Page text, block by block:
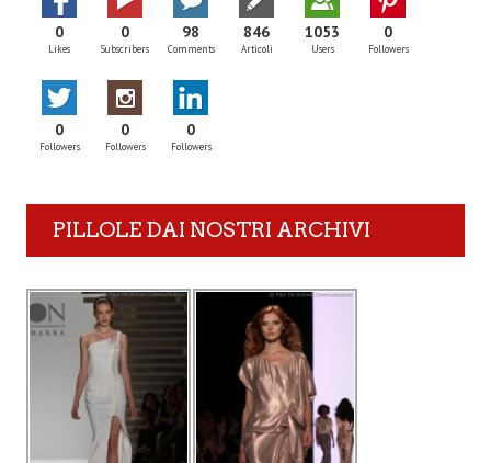
0
Likes
0
Subscribers
98
Comments
846
Articoli
1053
Users
0
Followers
0
Followers
0
Followers
0
Followers
PILLOLE DAI NOSTRI ARCHIVI